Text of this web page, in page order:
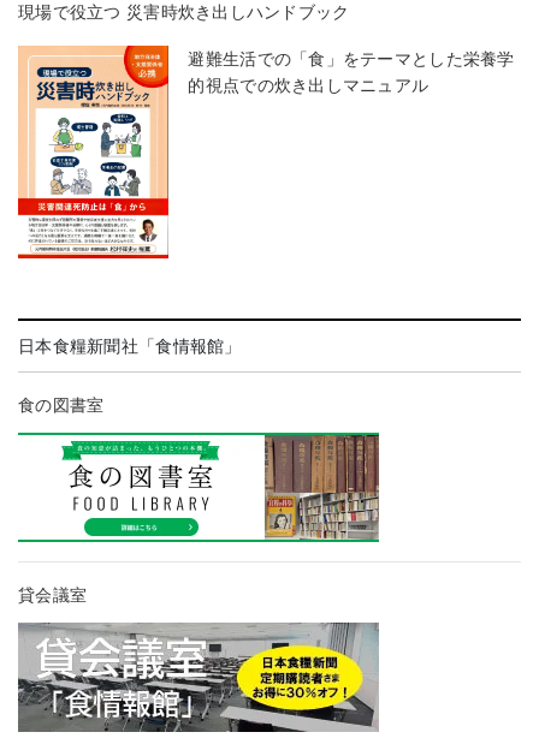
現場で役立つ 災害時炊き出しハンドブック
避難生活での「食」をテーマとした栄養学
的視点での炊き出しマニュアル
日本食糧新聞社「食情報館」
食の図書室
貸会議室